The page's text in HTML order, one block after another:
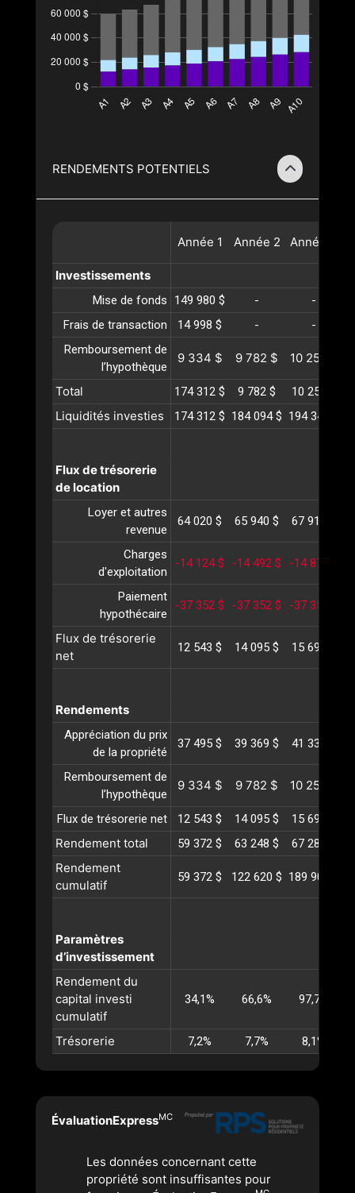
RENDEMENTS POTENTIELS
Année 1 Année 2 Année
Investissements
Mise de fonds 149 980 $ -
-
Frais de transaction
14 998 $ -
-
Remboursement de
l’hypothèque
9 334 $ 9 782 $ 10 252 $
Total 174 312 $ 9 782 $ 10 252 $
Liquidités investies 174 312 $ 184 094 $ 194 347 $
Flux de trésorerie
de location
Loyer et autres
revenue
64 020 $ 65 940 $ 67 918 $
Charges
d'exploitation
-14 124 $ -14 492 $ -14 870 $
Paiement
hypothécaire
-37 352 $ -37 352 $ -37 352 $
Flux de trésorerie
net
12 543 $ 14 095 $ 15 695 $
Rendements
Appréciation du prix
de la propriété
37 495 $ 39 369 $ 41 338 $
Remboursement de
l’hypothèque
9 334 $ 9 782 $ 10 252 $
Flux de trésorerie net 12 543 $ 14 095 $ 15 695 $
Rendement total 59 372 $ 63 248 $ 67 286 $
Rendement
cumulatif
59 372 $ 122 620 $ 189 907 $
Paramètres
d’investissement
Rendement du
capital investi
cumulatif
34,1% 66,6% 97,7%
Trésorerie 7,2% 7,7% 8,1%
ÉvaluationExpressMC
Les données concernant cette
propriété sont insuffisantes pour